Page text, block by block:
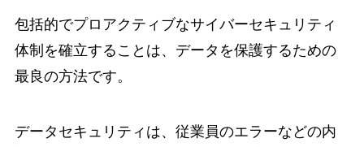
包括的でプロアクティブなサイバーセキュリティ
体制を確立することは、データを保護するための
最良の方法です。
データセキュリティは、従業員のエラーなどの内